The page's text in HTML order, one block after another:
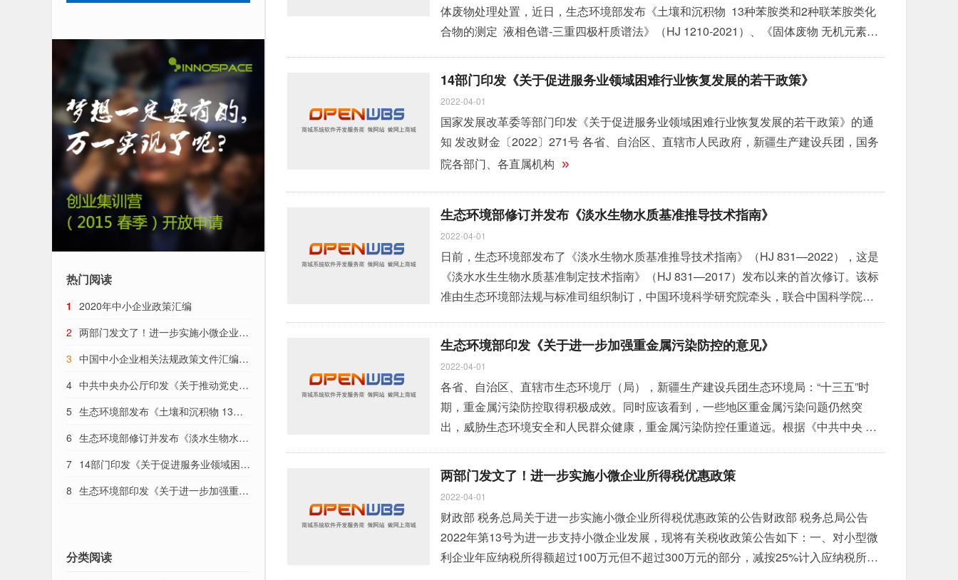
体废物处理处置，近日，生态环境部发布《土壤和沉积物 13种苯胺类和2种联苯胺类化
合物的测定 液相色谱-三重四极杆质谱法》（HJ 1210-2021）、《固体废物 无机元素的
测定 波长色散X射线荧光光谱法》（HJ 1211-2021）
14部门印发《关于促进服务业领域困难行业恢复发展的若干政策》
2022-04-01
国家发展改革委等部门印发《关于促进服务业领域困难行业恢复发展的若干政策》的通
知 发改财金〔2022〕271号 各省、自治区、直辖市人民政府，新疆生产建设兵团，国务
院各部门、各直属机构 »
生态环境部修订并发布《淡水生物水质基准推导技术指南》
2022-04-01
日前，生态环境部发布了《淡水生物水质基准推导技术指南》（HJ 831—2022），这是
《淡水水生生物水质基准制定技术指南》（HJ 831—2017）发布以来的首次修订。该标
准由生态环境部法规与标准司组织制订，中国环境科学研究院牵头，联合中国科学院生
态环境研究中心、中国环境监测总站、国家海洋环境监测中心共同完成
生态环境部印发《关于进一步加强重金属污染防控的意见》
2022-04-01
各省、自治区、直辖市生态环境厅（局），新疆生产建设兵团生态环境局：“十三五”时
期，重金属污染防控取得积极成效。同时应该看到，一些地区重金属污染问题仍然突
出，威胁生态环境安全和人民群众健康，重金属污染防控任重道远。根据《中共中央 国
效防控涉重金属环境风险，制定本意见。 »
两部门发文了！进一步实施小微企业所得税优惠政策
2022-04-01
财政部 税务总局关于进一步实施小微企业所得税优惠政策的公告财政部 税务总局公告
2022年第13号为进一步支持小微企业发展，现将有关税收政策公告如下：一、对小型微
利企业年应纳税所得额超过100万元但不超过300万元的部分，减按25%计入应纳税所得
热门阅读
1 2020年中小企业政策汇编
2 两部门发文了！进一步实施小微企业所
得税优惠政策
3 中国中小企业相关法规政策文件汇编
(（2021 年 1-8 月）)
4 中共中央办公厅印发《关于推动党史学
习教育常态化长效化的意见》
5 生态环境部发布《土壤和沉积物 13种
苯胺类和2种联苯胺类化合物的测定 液相
色谱-三重四极杆质谱法》等5项国家生态
环境标准
6 生态环境部修订并发布《淡水生物水质
基准推导技术指南》
7 14部门印发《关于促进服务业领域困难
行业恢复发展的若干政策》
8 生态环境部印发《关于进一步加强重金
分类阅读